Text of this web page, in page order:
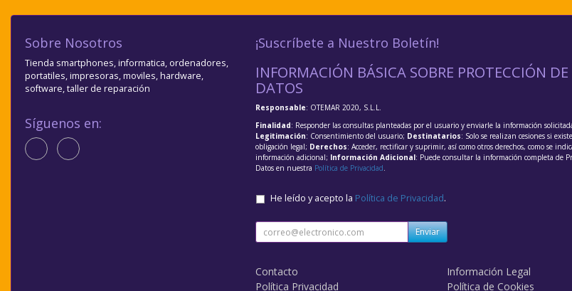
Sobre Nosotros
Tienda smartphones, informatica, ordenadores,
portatiles, impresoras, moviles, hardware,
software, taller de reparación
Síguenos en:
¡Suscríbete a Nuestro Boletín!
INFORMACIÓN BÁSICA SOBRE PROTECCIÓN DE
DATOS
Responsable: OTEMAR 2020, S.L.L.
Finalidad: Responder las consultas planteadas por el usuario y enviarle la información
Legitimación: Consentimiento del usuario; Destinatarios: Solo se realizan cesiones si
obligación legal; Derechos: Acceder, rectificar y suprimir, así como otros derechos, como se
información adicional; Información Adicional: Puede consultar la información completa de
Datos en nuestra Política de Privacidad.
He leído y acepto la Política de Privacidad.
Enviar
Contacto
Información Legal
Política Privacidad
Política de Cookies